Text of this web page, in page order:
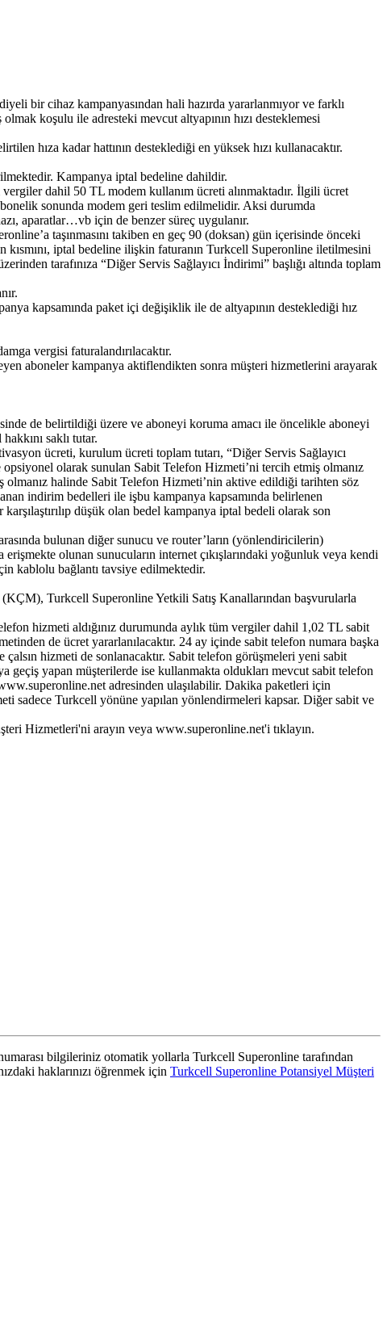
bir cihaz kampanyasından hali hazırda yararlanmıyor ve farklı
koşulu ile adresteki mevcut altyapının hızı desteklemesi
hıza kadar hattının desteklediği en yüksek hızı kullanacaktır.
Kampanya iptal bedeline dahildir.
dahil 50 TL modem kullanım ücreti alınmaktadır. İlgili ücret
sonunda modem geri teslim edilmelidir. Aksi durumda
aparatlar…vb için de benzer süreç uygulanır.
taşınmasını takiben en geç 90 (doksan) gün içerisinde önceki
kısmını, iptal bedeline ilişkin faturanın Turkcell Superonline iletilmesini
tarafınıza “Diğer Servis Sağlayıcı İndirimi” başlığı altında toplam
kapsamında paket içi değişiklik ile de altyapının desteklediği hız
vergisi faturalandırılacaktır.
aboneler kampanya aktiflendikten sonra müşteri hizmetlerini arayarak
de belirtildiği üzere ve aboneyi koruma amacı ile öncelikle aboneyi
saklı tutar.
ücreti, kurulum ücreti toplam tutarı, “Diğer Servis Sağlayıcı
opsiyonel olarak sunulan Sabit Telefon Hizmeti’ni tercih etmiş olmanız
halinde Sabit Telefon Hizmeti’nin aktive edildiği tarihten söz
indirim bedelleri ile işbu kampanya kapsamında belirlenen
düşük olan bedel kampanya iptal bedeli olarak son
bulunan diğer sunucu ve router’ların (yönlendiricilerin)
olunan sunucuların internet çıkışlarındaki yoğunluk veya kendi
kablolu bağlantı tavsiye edilmektedir.
Turkcell Superonline Yetkili Satış Kanallarından başvurularla
hizmeti aldığınız durumunda aylık tüm vergiler dahil 1,02 TL sabit
de ücret yararlanılacaktır. 24 ay içinde sabit telefon numara başka
hizmeti de sonlanacaktır. Sabit telefon görüşmeleri yeni sabit
yapan müşterilerde ise kullanmakta oldukları mevcut sabit telefon
adresinden ulaşılabilir. Dakika paketleri için
sadece Turkcell yönüne yapılan yönlendirmeleri kapsar. Diğer sabit ve
Hizmetleri'ni arayın veya www.superonline.net'i tıklayın.
bilgileriniz otomatik yollarla Turkcell Superonline tarafından
haklarınızı öğrenmek için Turkcell Superonline Potansiyel Müşteri